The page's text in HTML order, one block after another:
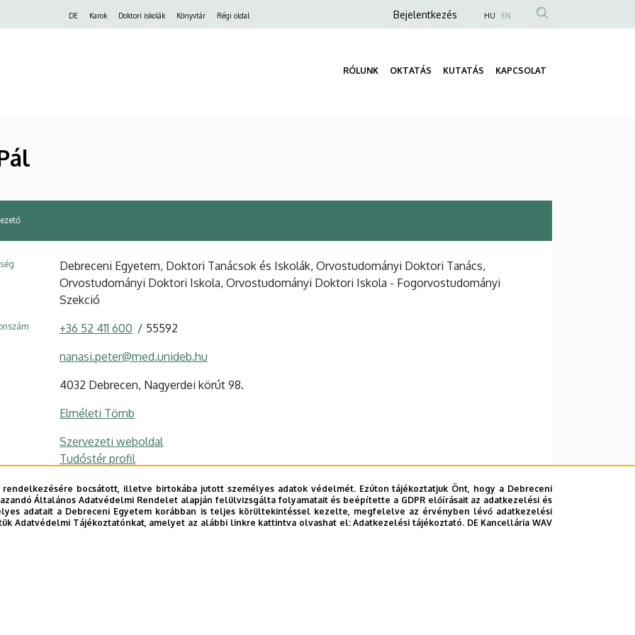
FelsőDE Karok Doktori iskolák Könyvtár Régi oldal
Anonim
menüje
Bejelentkezés HU EN
RÓLUNK OKTATÁS KUTATÁS KAPCSOLAT
Debreceni Egyetem, Doktori Tanácsok és Iskolák, Orvostudományi Doktori Tanács,
Orvostudományi Doktori Iskola, Orvostudományi Doktori Iskola - Fogorvostudományi
Szekció
+36 52 411 600 55592
nanasi.peter@med.unideb.hu
4032 Debrecen, Nagyerdei körút 98.
Elméleti Tömb
Szervezeti weboldal
Tudóstér profil
bocsátott, illetve birtokába jutott személyes adatok védelmét. Ezúton tájékoztatjuk Önt, hogy a Debreceni
Általános Adatvédelmi Rendelet alapján felülvizsgálta folyamatait és beépítette a GDPR előírásait az adatkezelési és
adatait a Debreceni Egyetem korábban is teljes körültekintéssel kezelte, megfelelve az érvényben lévő adatkezelési
Adatvédelmi Tájékoztatónkat, amelyet az alábbi linkre kattintva olvashat el:Adatkezelési tájékoztató. DE Kancellária WAV